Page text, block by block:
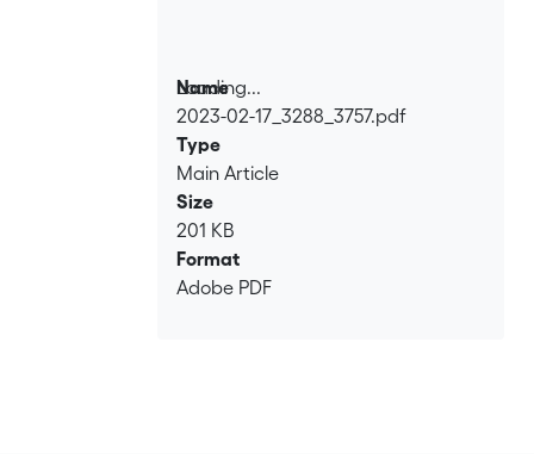
Loading...
Loading...
Name
2023-02-17_3288_3757.pdf
Type
Main Article
Size
201 KB
Format
Adobe PDF